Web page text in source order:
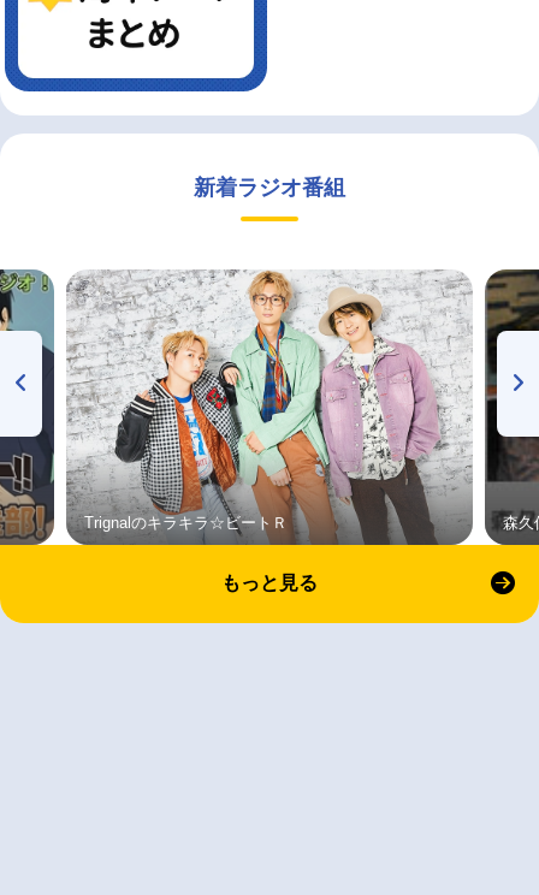
新着ラジオ番組
Trignalのキラキラ☆ビートＲ 森久
もっと見る